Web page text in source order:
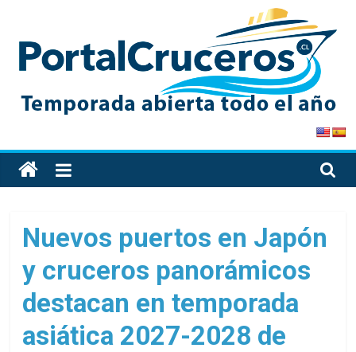
content
PortalCruceros
Toda
la
de
cruceros
en
un
solo
Nuevos puertos en Japón
y cruceros panorámicos
destacan en temporada
asiática 2027-2028 de